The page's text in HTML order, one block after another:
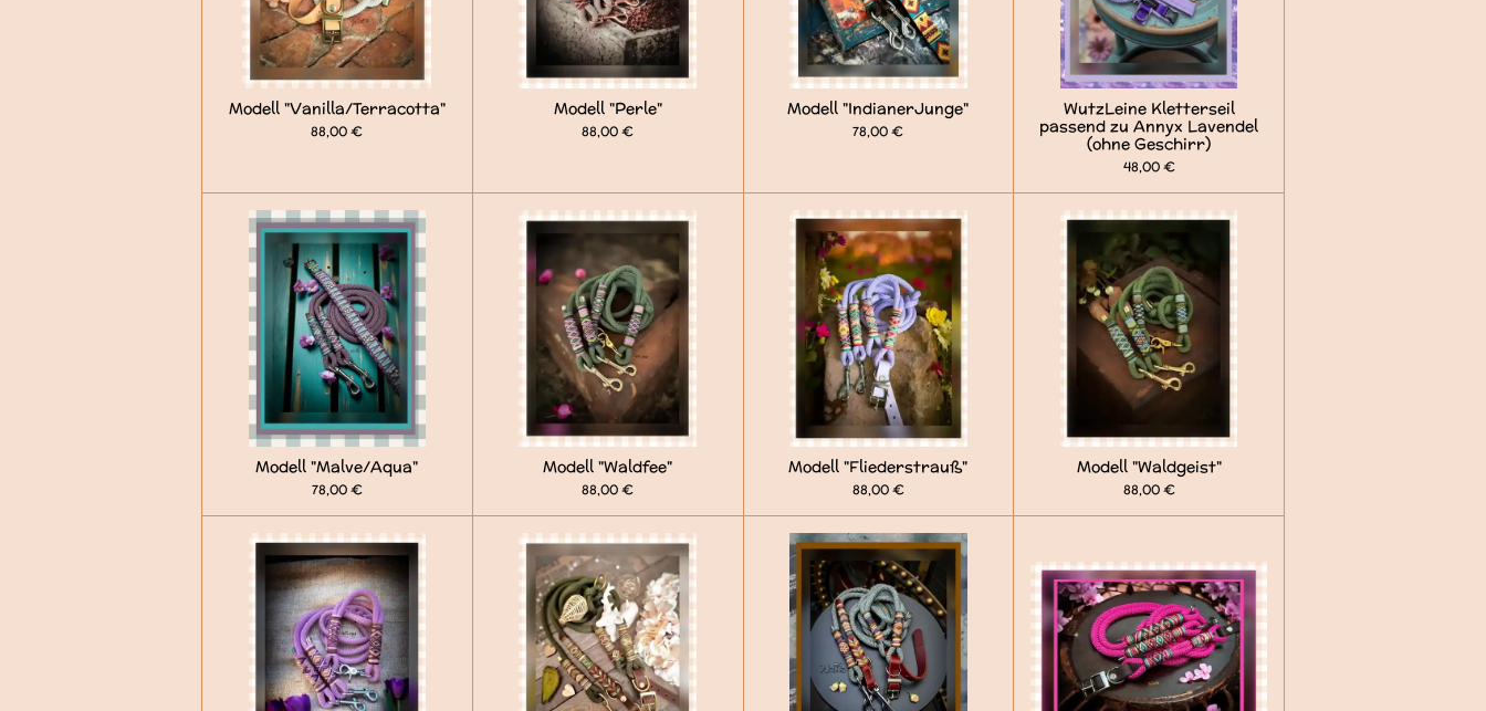
Modell "Vanilla/Terracotta"
88,00 €
Modell "Perle"
88,00 €
Modell "IndianerJunge"
78,00 €
WutzLeine Kletterseil
passend zu Annyx Lavendel
(ohne Geschirr)
48,00 €
Modell "Malve/Aqua"
78,00 €
Modell "Waldfee"
88,00 €
Modell "Fliederstrauß"
88,00 €
Modell "Waldgeist"
88,00 €